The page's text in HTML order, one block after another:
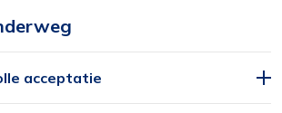
plaatsen die nodig zijn om te
doelgroep bereiken.
acceptatie